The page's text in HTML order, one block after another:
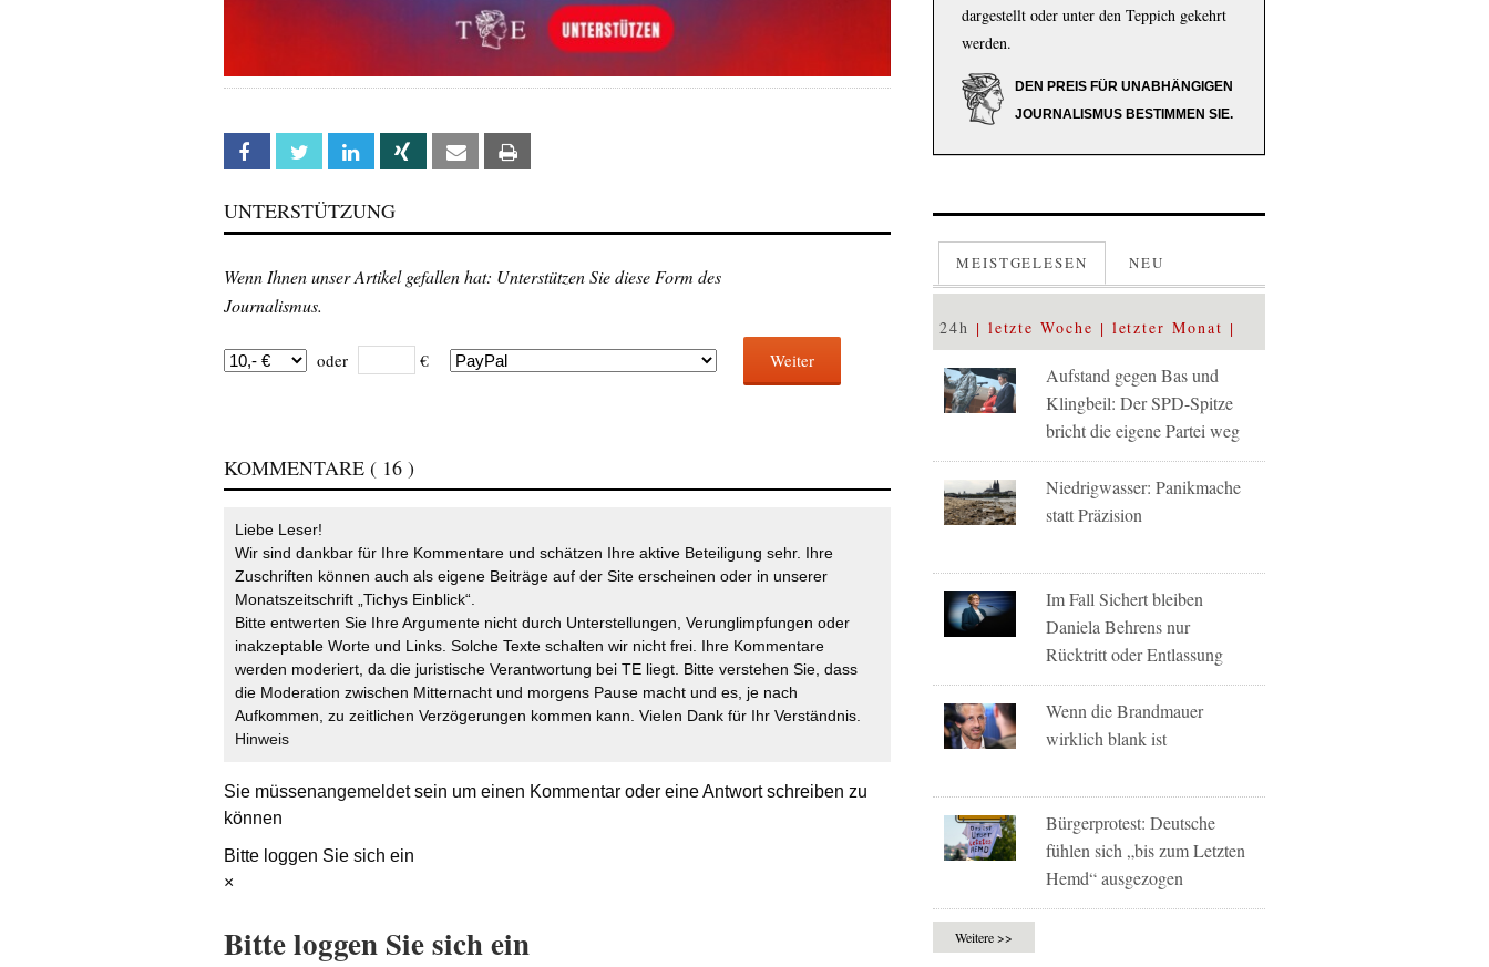
Facebook Twitter Linkedin Xing Email
UNTERSTÜTZUNG
Wenn Ihnen unser Artikel gefallen hat: Unterstützen Sie diese Form des
Journalismus.
oder € Weiter
KOMMENTARE ( 16 )
Liebe Leser!
Wir sind dankbar für Ihre Kommentare und schätzen Ihre aktive Beteiligung sehr. Ihre
Zuschriften können auch als eigene Beiträge auf der Site erscheinen oder in unserer
Monatszeitschrift „Tichys Einblick“.
Bitte entwerten Sie Ihre Argumente nicht durch Unterstellungen, Verunglimpfungen oder
inakzeptable Worte und Links. Solche Texte schalten wir nicht frei. Ihre Kommentare
werden moderiert, da die juristische Verantwortung bei TE liegt. Bitte verstehen Sie, dass
die Moderation zwischen Mitternacht und morgens Pause macht und es, je nach
Aufkommen, zu zeitlichen Verzögerungen kommen kann. Vielen Dank für Ihr Verständnis.
Hinweis
Sie müssenangemeldetsein um einen Kommentar oder eine Antwort schreiben zu
können
Bitte loggen Sie sich ein
×
Bitte loggen Sie sich ein
dargestellt oder unter den Teppich gekehrt
werden.
DEN PREIS FÜR UNABHÄNGIGEN
JOURNALISMUS BESTIMMEN SIE.
MEISTGELESEN NEU
24h letzte Woche letzter Monat
Aufstand gegen Bas und
Klingbeil: Der SPD-Spitze
bricht die eigene Partei weg
Niedrigwasser: Panikmache
statt Präzision
Im Fall Sichert bleiben
Daniela Behrens nur
Rücktritt oder Entlassung
Wenn die Brandmauer
wirklich blank ist
Bürgerprotest: Deutsche
fühlen sich „bis zum Letzten
Hemd“ ausgezogen
Weitere >>